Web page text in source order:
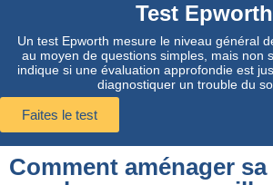
Test Epworth
Un test Epworth mesure le niveau général
au moyen de questions simples, mais non
indique si une évaluation approfondie est
diagnostiquer un trouble du
Faites le test
Comment aménager